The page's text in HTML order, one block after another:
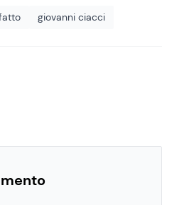
giovanni ciacci